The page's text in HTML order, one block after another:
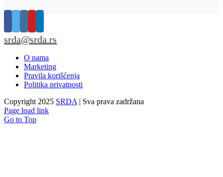
srda@srda.rs
O nama
Marketing
Pravila korišćenja
Politika privatnosti
Copyright 2025 SRDA | Sva prava zadržana
Page load link
Go to Top